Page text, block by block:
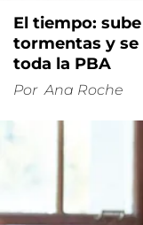
El tiempo:
tormentas y se
toda la PBA
Por Ana Roche